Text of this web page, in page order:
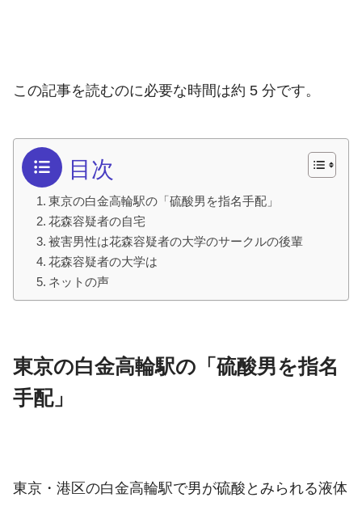
この記事を読むのに必要な時間は約 5 分です。
目次
東京の白金高輪駅の「硫酸男を指名手配」
花森容疑者の自宅
被害男性は花森容疑者の大学のサークルの後輩
花森容疑者の大学は
ネットの声
東京の白金高輪駅の「硫酸男を指名
手配」
東京・港区の白金高輪駅で男が硫酸とみられる液体